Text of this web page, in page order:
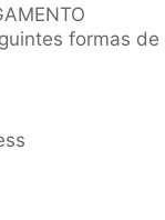
formas de